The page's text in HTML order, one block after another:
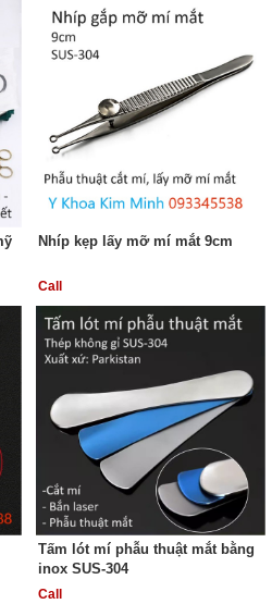
Nhíp kẹp lấy mỡ mí mắt 9cm
Call
Tấm lót mí phẫu thuật mắt bằng
inox SUS-304
Call